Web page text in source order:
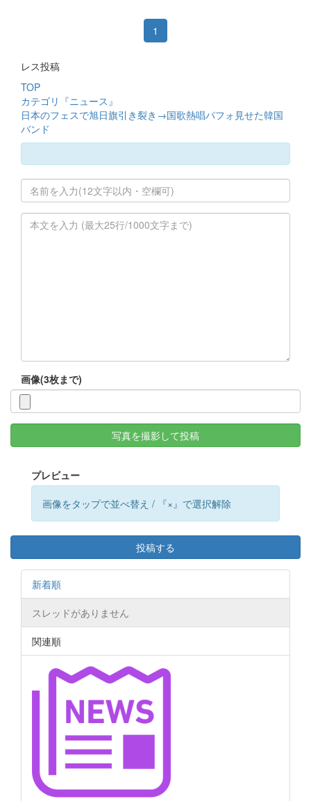
1
レス投稿
TOP
カテゴリ『ニュース』
日本のフェスで旭日旗引き裂き→国歌熱唱パフォ見せた韓国
バンド
画像(3枚まで)
写真を撮影して投稿
プレビュー
画像をタップで並べ替え / 『×』で選択解除
投稿する
新着順
スレッドがありません
関連順